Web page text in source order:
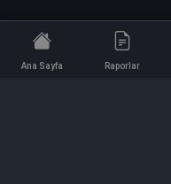
Ana Sayfa Raporlar